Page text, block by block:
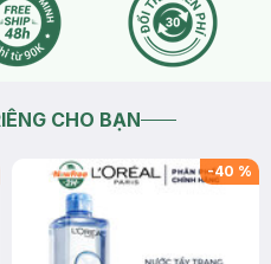
CHO BẠN
-40 %